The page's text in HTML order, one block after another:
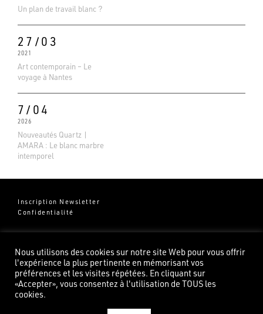
Un plan de travail blanc ?
27/03
2021
Art contemporain – Le
voyage à Nantes
7/04
2026
Nouveautés Quartz |
AMARA : Le blanc marbre
intemporel
Inscription Newsletter
Confidentialité
Groupe Pierredeplan
82100 Castelsarrasin
4.6
Nous utilisons des cookies sur notre site Web pour vous offrir
l'expérience la plus pertinente en mémorisant vos
préférences et les visites répétées. En cliquant sur
«Accepter», vous consentez à l'utilisation de TOUS les
cookies.